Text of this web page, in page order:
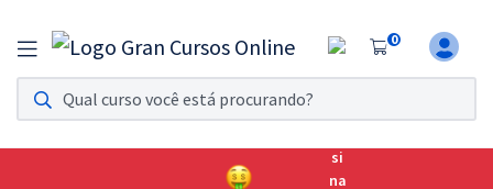
0
Assinatura Ilimitada 11
Acesso a todos os cursos. Teste grátis por 7 dias!
Assinatura OAB Até Passar